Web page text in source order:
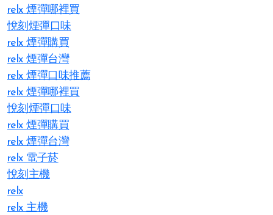
relx 煙彈哪裡買
悅刻煙彈口味
relx 煙彈購買
relx 煙彈台灣
relx 煙彈口味推薦
relx 煙彈哪裡買
悅刻煙彈口味
relx 煙彈購買
relx 煙彈台灣
relx 電子菸
悅刻主機
relx
relx 主機